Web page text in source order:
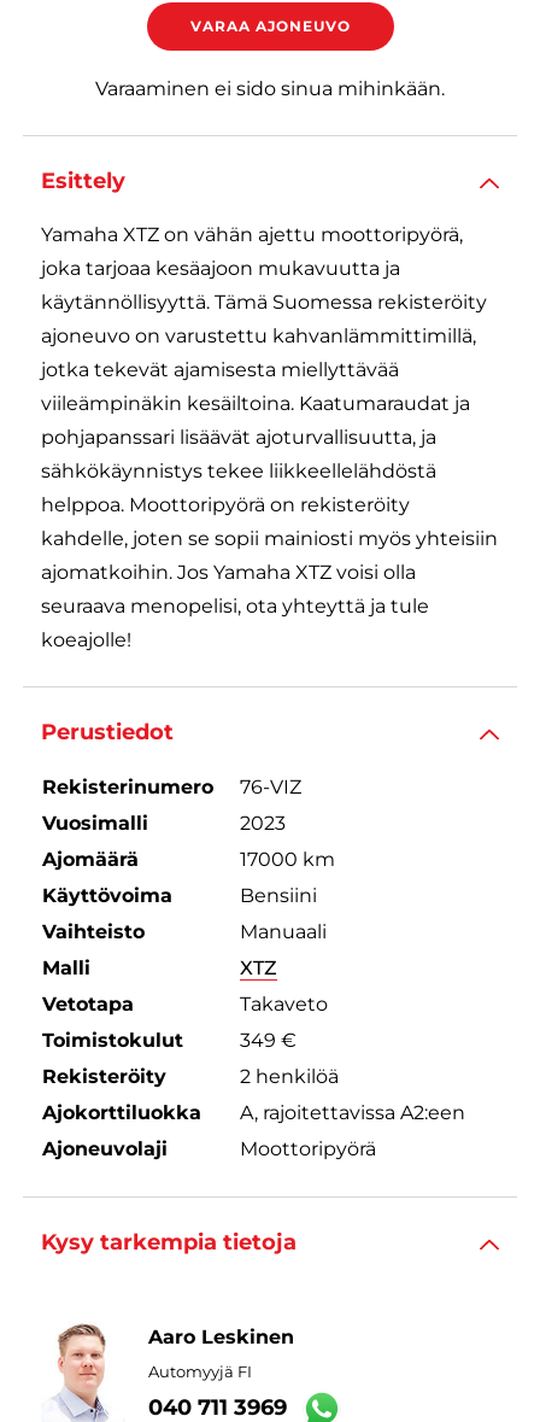
VARAA AJONEUVO
Varaaminen ei sido sinua mihinkään.
Esittely
Yamaha XTZ on vähän ajettu moottoripyörä,
joka tarjoaa kesäajoon mukavuutta ja
käytännöllisyyttä. Tämä Suomessa rekisteröity
ajoneuvo on varustettu kahvanlämmittimillä,
jotka tekevät ajamisesta miellyttävää
viileämpinäkin kesäiltoina. Kaatumaraudat ja
pohjapanssari lisäävät ajoturvallisuutta, ja
sähkökäynnistys tekee liikkeellelähdöstä
helppoa. Moottoripyörä on rekisteröity
kahdelle, joten se sopii mainiosti myös yhteisiin
ajomatkoihin. Jos Yamaha XTZ voisi olla
seuraava menopelisi, ota yhteyttä ja tule
koeajolle!
Perustiedot
Rekisterinumero
76-VIZ
Vuosimalli
2023
Ajomäärä
17000 km
Käyttövoima
Bensiini
Vaihteisto
Manuaali
Malli
XTZ
Vetotapa
Takaveto
Toimistokulut
349 €
Rekisteröity
2 henkilöä
Ajokorttiluokka
A, rajoitettavissa A2:een
Ajoneuvolaji
Moottoripyörä
Kysy tarkempia tietoja
Aaro Leskinen
Automyyjä FI
040 711 3969